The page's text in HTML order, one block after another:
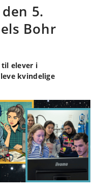
5.
Bohr
til elever i
kvindelige